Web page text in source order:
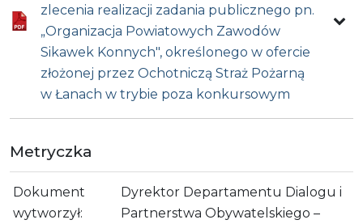
zlecenia realizacji zadania publicznego pn.
„Organizacja Powiatowych Zawodów
Sikawek Konnych", określonego w ofercie
złożonej przez Ochotniczą Straż Pożarną
w Łanach w trybie poza konkursowym
Metryczka
Dokument
wytworzył:
Dyrektor Departamentu Dialogu i
Partnerstwa Obywatelskiego –